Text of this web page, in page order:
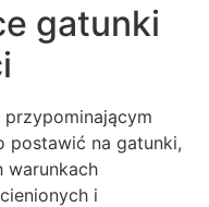
gatunki
postawić na gatunki,
warunkach
i